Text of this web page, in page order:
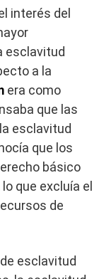
interés del
esclavitud
a la
era como
que las
esclavitud
que los
básico
que excluía el
de
esclavitud